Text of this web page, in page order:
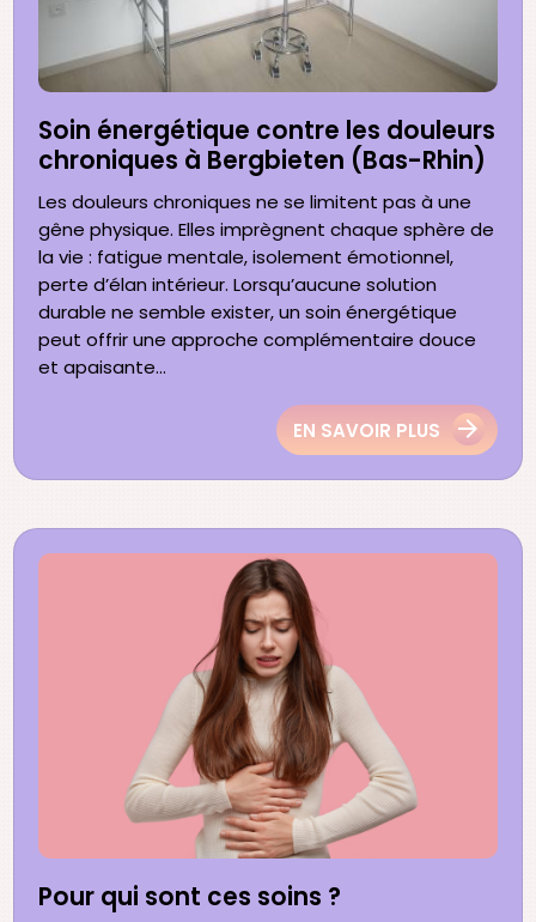
Soin énergétique contre les douleurs
chroniques à Bergbieten (Bas-Rhin)
Les douleurs chroniques ne se limitent pas à une
gêne physique. Elles imprègnent chaque sphère de
la vie : fatigue mentale, isolement émotionnel,
perte d’élan intérieur. Lorsqu’aucune solution
durable ne semble exister, un soin énergétique
peut offrir une approche complémentaire douce
et apaisante...
EN SAVOIR PLUS
Pour qui sont ces soins ?